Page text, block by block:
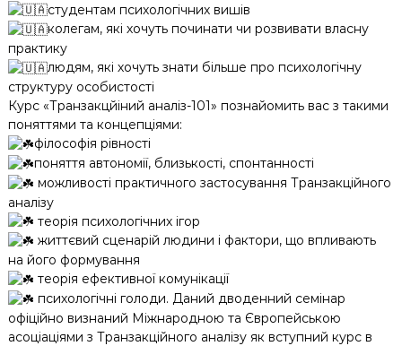
студентам психологічних вишів
колегам, які хочуть починати чи розвивати власну
практику
людям, які хочуть знати більше про психологічну
структуру особистості
Курс «Транзакцйіний аналіз-101» познайомить вас з такими
поняттями та концепціями:
філософія рівності
поняття автономії, близькості, спонтанності
можливості практичного застосування Транзакційного
аналізу
теорія психологічних ігор
життєвий сценарій людини і фактори, що впливають
на його формування
теорія ефективної комунікації
психологічні голоди. Даний дводенний семінар
офіційно визнаний Міжнародною та Європейською
асоціаціями з Транзакційного аналізу як вступний курс в